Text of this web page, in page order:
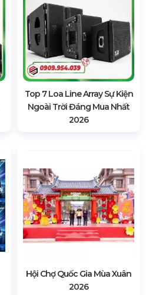
Top 7 Loa Line Array Sự Kiện
Ngoài Trời Đáng Mua Nhất
2026
Hội Chợ Quốc Gia Mùa Xuân
2026